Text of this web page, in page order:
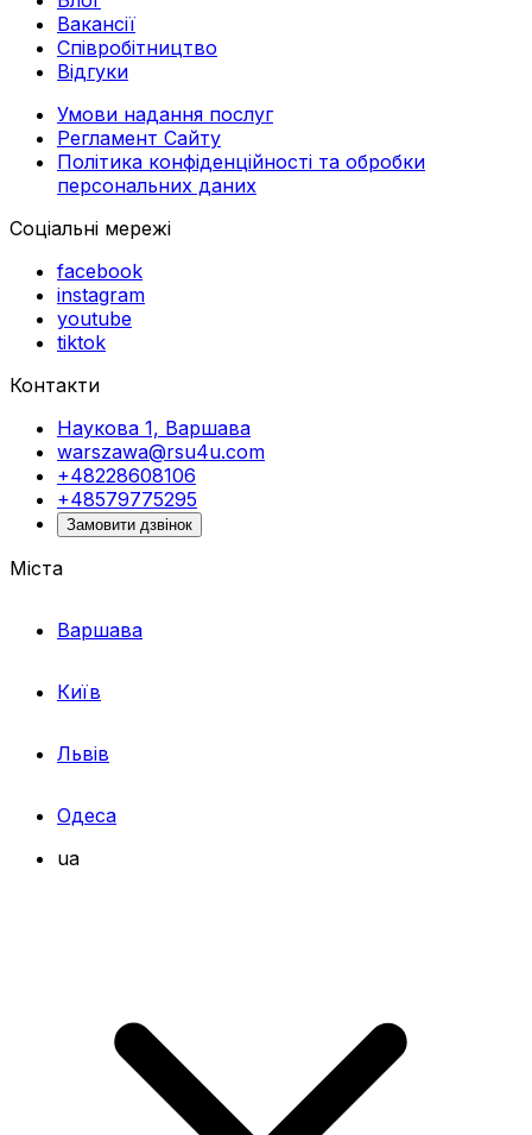
Вакансії
Співробітництво
Відгуки
Умови надання послуг
Регламент Сайту
Політика конфіденційності та обробки
персональних даних
Соціальні мережі
facebook
instagram
youtube
tiktok
Контакти
Наукова 1, Варшава
warszawa@rsu4u.com
+48228608106
+48579775295
Замовити дзвінок
Міста
Варшава
Київ
Львів
Одеса
ua